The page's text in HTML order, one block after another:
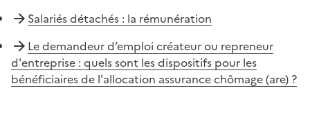
Salariés détachés : la rémunération
Le demandeur d’emploi créateur ou repreneur
d'entreprise : quels sont les dispositifs pour les
bénéficiaires de l'allocation assurance chômage (are) ?